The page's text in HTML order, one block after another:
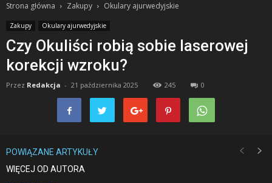
Strona główna Zakupy Okulary ajurwedyjskie
Zakupy Okulary ajurwedyjskie
Czy Okuliści robią sobie laserowej
korekcji wzroku?
Przez Redakcja - 21 października 2025 245 0
POWIĄZANE ARTYKUŁY
WIĘCEJ OD AUTORA